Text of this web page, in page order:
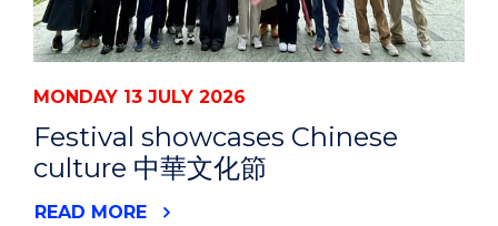
MONDAY 13 JULY 2026
Festival showcases Chinese
culture 中華文化節
READ MORE